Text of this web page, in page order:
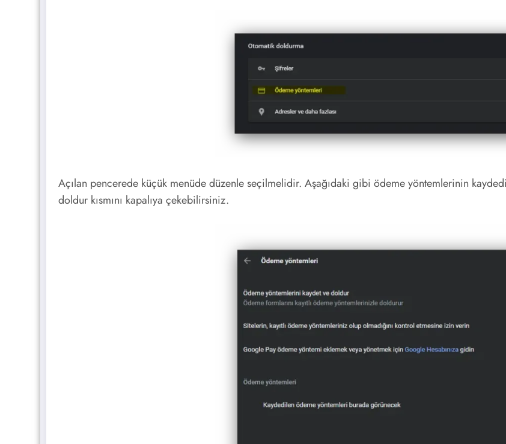
Açılan pencerede küçük menüde düzenle seçilmelidir. Aşağıdaki gibi ödeme yöntemlerinin
doldur kısmını kapalıya çekebilirsiniz.